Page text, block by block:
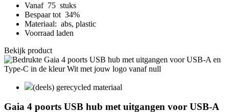
Vanaf 75 stuks
Bespaar tot 34%
Materiaal: abs, plastic
Voorraad laden
Bekijk product
(deels) gerecycled materiaal
Gaia 4 poorts USB hub met uitgangen voor USB-A